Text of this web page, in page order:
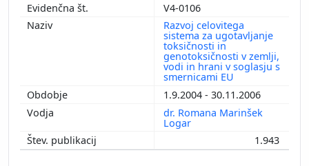
V4-0106
Razvoj celovitega
sistema za ugotavljanje
toksičnosti in
genotoksičnosti v zemlji,
vodi in hrani v soglasju s
smernicami EU
1.9.2004 - 30.11.2006
dr. Romana Marinšek
Logar
1.943